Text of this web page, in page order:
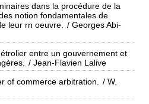
dans la procédure de la
notion fondamentales de
leur rn oeuvre.
/ Georges Abi-
entre un gouvernement et
/ Jean-Flavien Lalive
of commerce arbitration.
/ W.